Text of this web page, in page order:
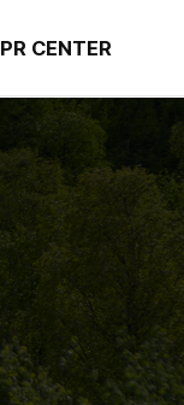
PR CENTER